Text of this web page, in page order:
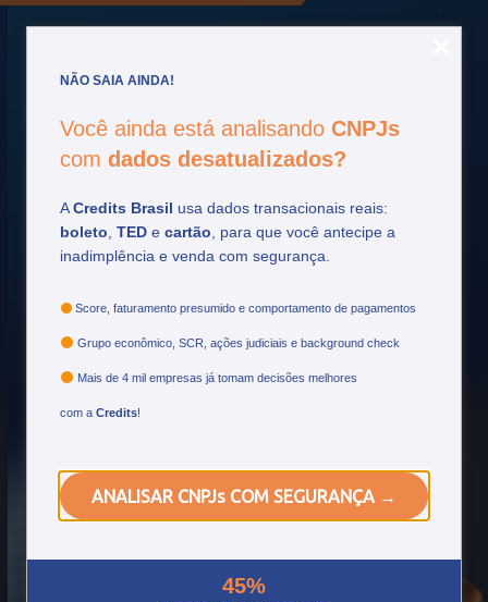
NÃO SAIA AINDA!
Você ainda está analisando CNPJs
com dados desatualizados?
ACredits Brasil usa dados transacionais reais:
boleto TED e cartão , para que você antecipe a
inadimplência e venda com segurança.
Score, faturamento presumido e comportamento de pagamentos
Grupo econômico, SCR, ações judiciais e background check
Mais de 4 mil empresas já tomam decisões melhores
com a Credits!
ANALISAR CNPJs COM SEGURANÇA →
45%
Fique pordentro
Acompanhe as principais atualizações do setor
financeiro e tome decisões mais estratégicas.